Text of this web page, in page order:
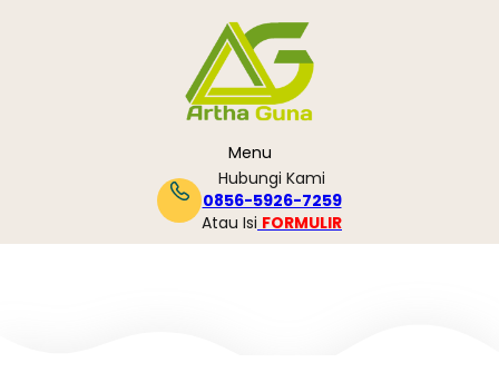
Menu
Hubungi Kami
0856-5926-7259
Atau Isi FORMULIR